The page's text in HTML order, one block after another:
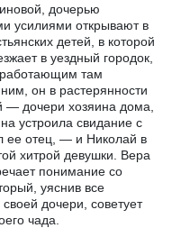
дочерью
усилиями открывают в
детей, в которой
в уездный городок,
работающим там
он в растерянности
— дочери хозяина дома,
устроила свидание с
ее отец, — и Николай в
хитрой девушки. Вера
понимание со
уяснив все
дочери, советует
чада.